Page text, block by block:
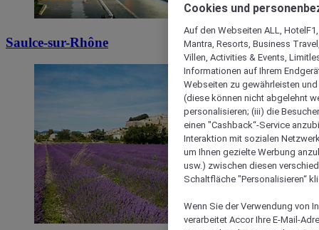
Saulce-sur-Rhône
Cookies und
Auf den Webseiten ALL,
Mantra, Resorts, Business
Villen, Activities & Events,
Informationen auf Ihrem
Webseiten zu gewährleisten
(diese können nicht abgelehnt
personalisieren; (iii) die
einen "Cashback“-Service
Interaktion mit sozialen
um Ihnen gezielte Werbung
usw.) zwischen diesen
Schaltfläche "Personalisieren“
Wenn Sie der Verwendung von
verarbeitet Accor Ihre E-Mail-